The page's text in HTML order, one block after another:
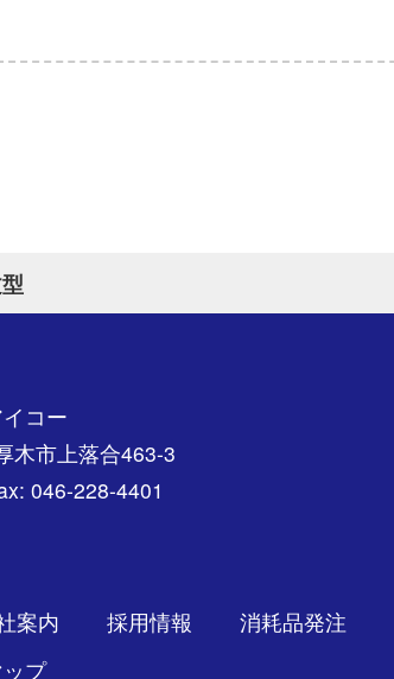
コー
木市上落合463-3
046-228-4401
案内 採用情報 消耗品発注
プ